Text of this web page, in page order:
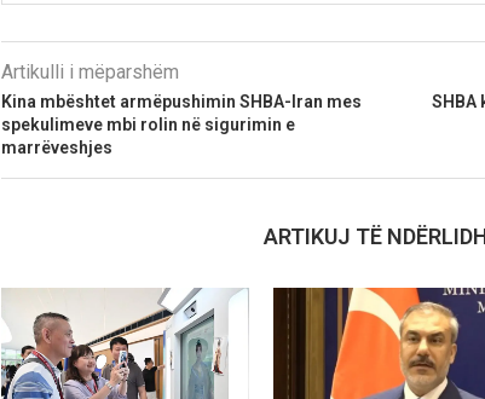
Artikulli i mëparshëm
Kina mbështet armëpushimin SHBA-Iran mes
spekulimeve mbi rolin në sigurimin e
marrëveshjes
ARTIKUJ TË